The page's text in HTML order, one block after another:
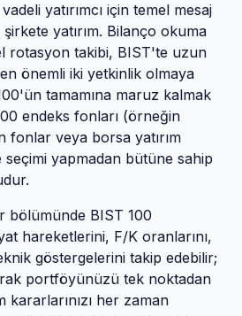
yatırımcı için temel mesaj
yatırım. Bilanço okuma
rotasyon takibi, BIST'te uzun
önemli iki yetkinlik olmaya
tamamına maruz kalmak
endeks fonları (örneğin
fonlar veya borsa yatırım
seçimi yapmadan bütüne sahip
bölümünde BIST 100
hareketlerini, F/K oranlarını,
göstergelerini takip edebilir;
portföyünüzü tek noktadan
kararlarınızı her zaman